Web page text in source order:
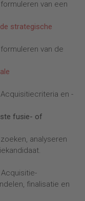
van een
strategische
van de
en -
fusie- of
analyseren
finalisatie en